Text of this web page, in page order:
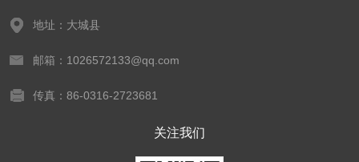
地址：大城县
邮箱：1026572133@qq.com
传真：86-0316-2723681
关注我们